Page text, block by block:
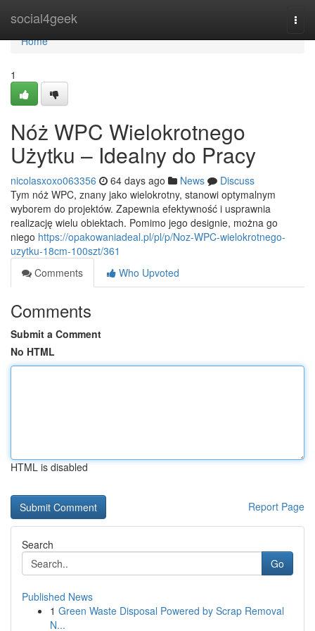
social4geek
Home
Home
1
Nóż WPC Wielokrotnego
Użytku – Idealny do Pracy
nicolasxoxo063356 64 days ago News
Discuss
Tym nóż WPC, znany jako wielokrotny, stanowi optymalnym
wyborem do projektów. Zapewnia efektywność i usprawnia
realizację wielu obiektach. Pomimo jego designie, można go
niego https://opakowaniadeal.pl/pl/p/Noz-WPC-wielokrotnego-
uzytku-18cm-100szt/361
Comments
Who Upvoted
Comments
Submit a Comment
No HTML
HTML is disabled
Report Page
Search
Go
Published News
1 Green Waste Disposal Powered by Scrap Removal
N...